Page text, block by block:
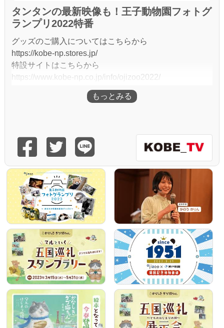
タンタンの最新映像も！王子動物園フォトグ
ランプリ2022特番
グッズのご購入についてはこちらから
https://kobe-np.stores.jp/
特設サイトはこちらから
https://www.kobe-np.co.jp/info/ojizoo2022/
神戸新聞社では、６月23日18時から「王子動物園フォ
トグランプリ」の結果発表を行う特別番組をライブ配信
ーマに王子動物園にまつわる写真を募集したところ、2
000点を超える作品が寄せられました。特番で入賞作品
を発表するとともに、入賞者と新聞社の写真でつくる記
念グッズを発表し、販売数で競うファイナルステージの
対決がスタートします。
番組では、関西を中心に活動するアイドルグループ「L
ovelys（ラブリーズ）」の八木さんと宮崎さんにもご出
演いただき、番組を盛り上げていただきます。
神戸ＴＶ
https://kobetv.jp/
チャンネル登録は
https://www.youtube.com/channel/UCjk-1nBAG2ZbQTP
ob73BMyg?sub_confirmation=1